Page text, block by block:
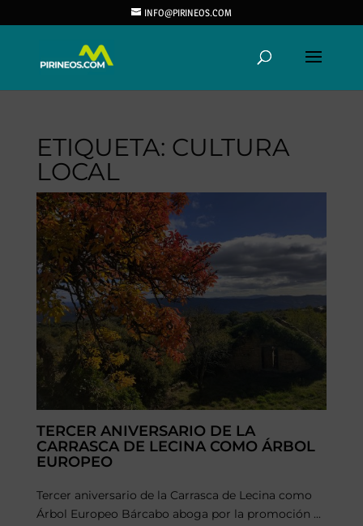
INFO@PIRINEOS.COM
ETIQUETA: CULTURA
LOCAL
TERCER ANIVERSARIO DE LA
CARRASCA DE LECINA COMO ÁRBOL
EUROPEO
Tercer aniversario de la Carrasca de Lecina como
Árbol Europeo Bárcabo aboga por la promoción ...